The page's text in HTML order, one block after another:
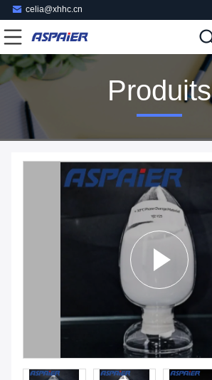
celia@xhhc.cn
Produits